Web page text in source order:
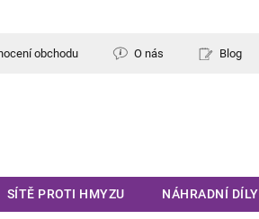
obchodu O nás Blog
SÍTĚ PROTI HMYZU NÁHRADNÍ DÍLY